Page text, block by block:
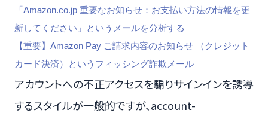
「Amazon.co.jp 重要なお知らせ：お支払い方法の情報を更
新してください」というメールを分析する
【重要】Аmazon Pay ご請求内容のお知らせ （クレジット
カード決済）というフィッシング詐欺メール
アカウントへの不正アクセスを騙りサインインを誘導
するスタイルが一般的ですが、account-